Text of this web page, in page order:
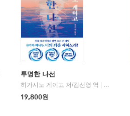
투명한 나선
히가시노 게이고 저/김선영 역
북다
19,800원